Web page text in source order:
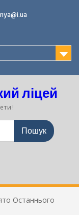
ліцей
Останнього